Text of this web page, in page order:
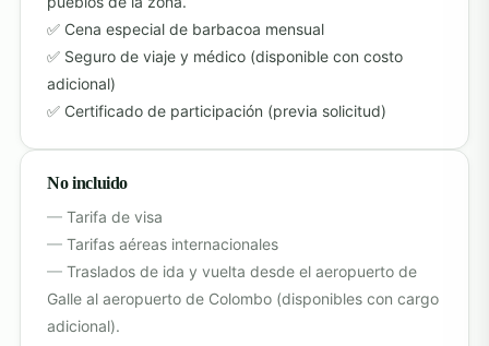
Cena especial de barbacoa mensual
Seguro de viaje y médico (disponible con costo
adicional)
Certificado de participación (previa solicitud)
No incluido
Tarifa de visa
Tarifas aéreas internacionales
Traslados de ida y vuelta desde el aeropuerto de
Galle al aeropuerto de Colombo (disponibles con cargo
adicional).